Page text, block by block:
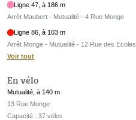
Ligne 47, à 186 m
Arrêt Maubert - Mutualité - 4 Rue Monge
Ligne 86, à 103 m
Arrêt Monge - Mutualité - 12 Rue des Ecoles
Voir tout
En vélo
Mutualité, à 140 m
13 Rue Monge
Capacité : 37 vélos